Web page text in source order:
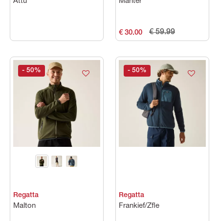
€ 30.00 € 59.99
Regatta
Malton
- 50%
Regatta
Frankief/Zfle
- 50%